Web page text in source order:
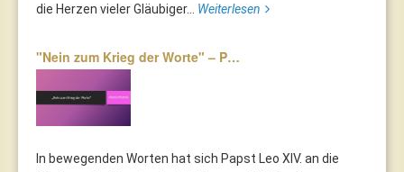
die Herzen vieler Gläubiger... Weiterlesen
"Nein zum Krieg der Worte" – P…
In bewegenden Worten hat sich Papst Leo XIV. an die